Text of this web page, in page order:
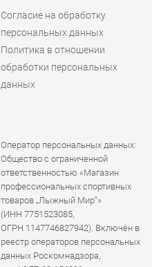
Согласие на обработку
персональных данных
Политика в отношении
обработки персональных
данных
Оператор персональных данных:
Общество с ограниченной
ответственностью «Магазин
профессиональных спортивных
товаров „Лыжный Мир“»
(ИНН 7751523085,
ОГРН 1147746827942). Включён в
реестр операторов персональных
данных Роскомнадзора,